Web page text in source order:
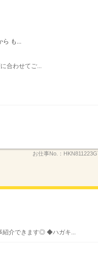
ら も...
合わせてご...
お仕事No.：
紹介できます◎ ◆ハガキ...